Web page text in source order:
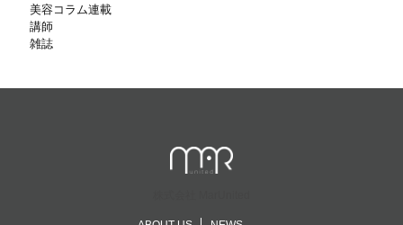
美容コラム連載
講師
雑誌